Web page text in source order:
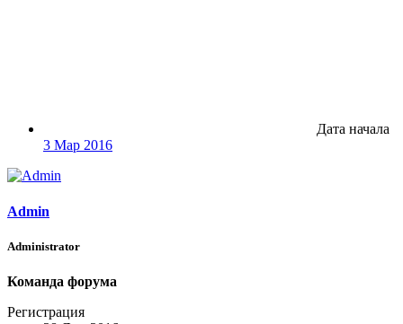
Дата начала
3 Мар 2016
Admin
Administrator
Команда форума
Регистрация